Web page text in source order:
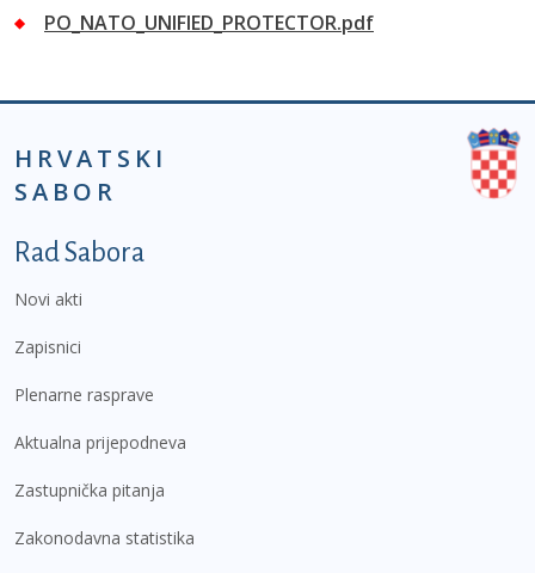
PO_NATO_UNIFIED_PROTECTOR.pdf
HRVATSKI
SABOR
Podnožje prvi izbornik
Rad Sabora
Novi akti
Zapisnici
Plenarne rasprave
Aktualna prijepodneva
Zastupnička pitanja
Zakonodavna statistika